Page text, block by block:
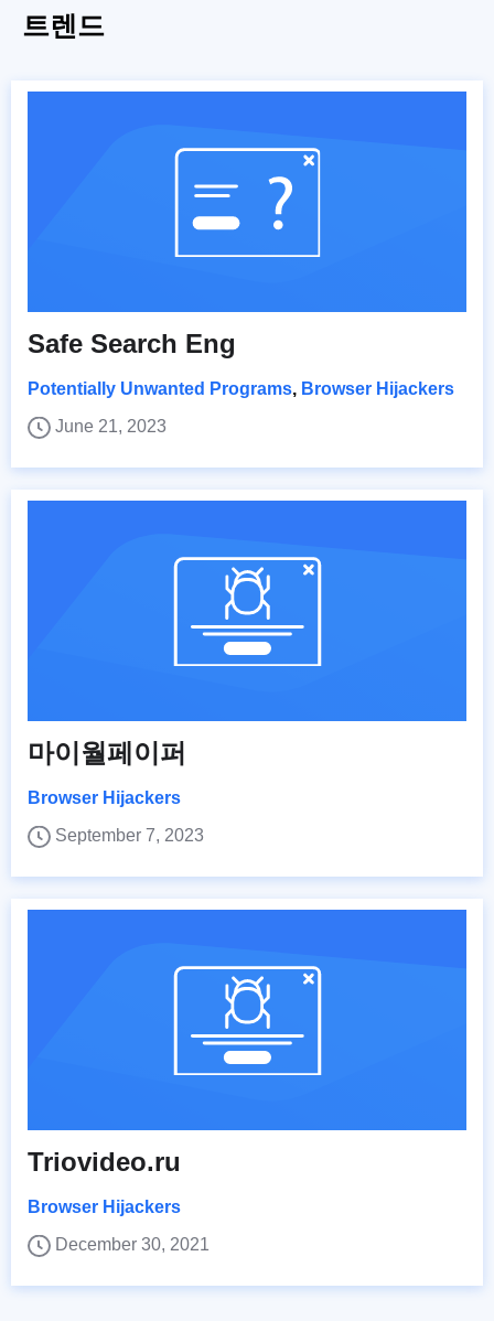
트렌드
Safe Search Eng
Potentially Unwanted Programs, Browser Hijackers
June 21, 2023
마이월페이퍼
Browser Hijackers
September 7, 2023
Triovideo.ru
Browser Hijackers
December 30, 2021